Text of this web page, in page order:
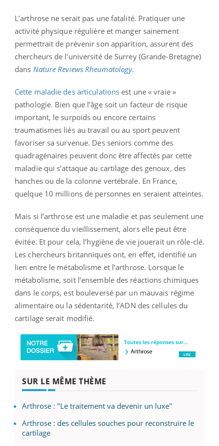
L’arthrose ne serait pas une fatalité. Pratiquer une
activité physique régulière et manger sainement
permettrait de prévenir son apparition, assurent des
chercheurs de l'université de Surrey (Grande-Bretagne)
dans Nature Reviews Rheumatology.
Cette maladie des articulations est une « vraie »
pathologie. Bien que l’âge soit un facteur de risque
important, le surpoids ou encore certains
traumatismes liés au travail ou au sport peuvent
favoriser sa survenue. Des seniors comme des
quadragénaires peuvent donc être affectés par cette
maladie qui s’attaque au cartilage des genoux, des
hanches ou de la colonne vertébrale. En France,
quelque 10 millions de personnes en seraient atteintes.
Mais si l’arthrose est une maladie et pas seulement une
conséquence du vieillissement, alors elle peut être
évitée. Et pour cela, l’hygiène de vie jouerait un rôle-clé.
Les chercheurs britanniques ont, en effet, identifié un
lien entre le métabolisme et l’arthrose. Lorsque le
métabolisme, soit l’ensemble des réactions chimiques
dans le corps, est bouleversé par un mauvais régime
alimentaire ou la sédentarité, l’ADN des cellules du
cartilage serait modifié.
SUR LE MÊME THÈME
Arthrose : "Le traitement va devenir un luxe"
Arthrose : des cellules souches pour reconstruire le
cartilage